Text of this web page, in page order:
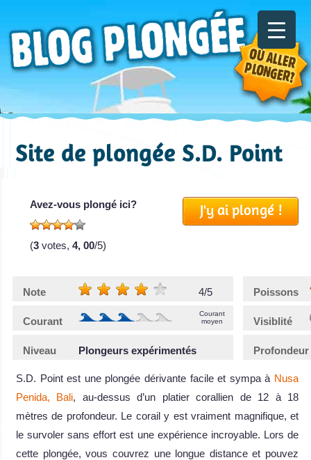
Site de plongée S.D. Point
J'y ai plongé !
Avez-vous plongé ici?
(3 votes, 4, 00/5)
Note 4/5 Poissons
Courant
Courant
moyen
Visiblité
Niveau Plongeurs expérimentés Profondeur
S.D. Point est une plongée dérivante facile et sympa à Nusa
Penida, Bali, au-dessus d’un platier corallien de 12 à 18
mètres de profondeur. Le corail y est vraiment magnifique, et
le survoler sans effort est une expérience incroyable. Lors de
cette plongée, vous couvrez une longue distance et pouvez